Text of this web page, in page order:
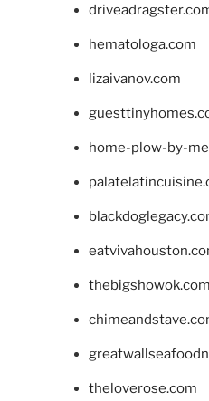
hematologa.com
lizaivanov.com
home-plow-by-
thebigshowok.com
theloverose.com